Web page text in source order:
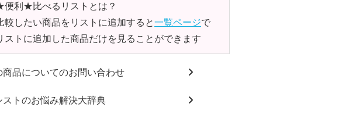
利★比べるリストとは？
較したい商品をリストに追加すると一覧ページで
ストに追加した商品だけを見ることができます
商品についてのお問い合わせ
ストのお悩み解決大辞典